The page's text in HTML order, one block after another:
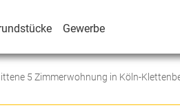
Gewerbe
5 Zimmerwohnung in Köln-